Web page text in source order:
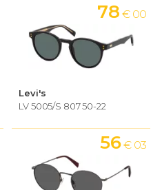
Levi's
LV 5005/S 807 50-22
78 € 00
56 € 03